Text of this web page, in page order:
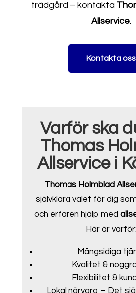
trädgård – kontakta
Allservice.
Kontakta oss
Varför ska
Thomas
Allservice i
Thomas Holmblad
självklara valet för dig
och erfaren hjälp med
Här är varför:
Mångsidiga
Kvalitet &
Flexibilitet &
Lokal närvaro – Det